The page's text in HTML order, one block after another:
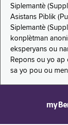
Siplemantè
Asistans Piblik
Siplemantè
konplètman
eksperyans ou
Repons ou yo ap
sa yo pou ou